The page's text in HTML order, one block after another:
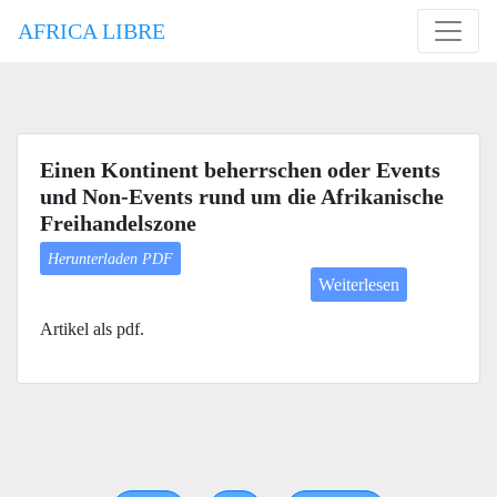
AFRICA LIBRE
Einen Kontinent beherrschen oder Events
und Non-Events rund um die Afrikanische
Freihandelszone
Herunterladen PDF
Weiterlesen
Artikel als pdf.